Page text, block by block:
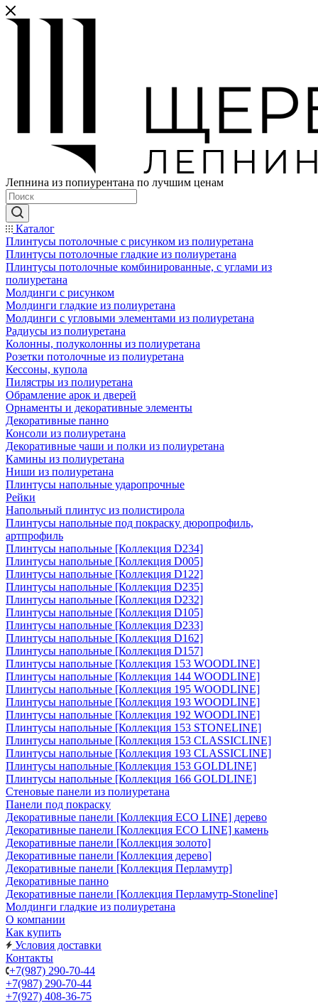
Лепнина из попиурентана по лучшим ценам
Каталог
Плинтусы потолочные с рисунком из полиуретана
Плинтусы потолочные гладкие из полиуретана
Плинтусы потолочные комбинированные, с углами из
полиуретана
Молдинги c рисунком
Молдинги гладкие из полиуретана
Молдинги с угловыми элементами из полиуретана
Радиусы из полиуретана
Колонны, полуколонны из полиуретана
Розетки потолочные из полиуретана
Кессоны, купола
Пилястры из полиуретана
Обрамление арок и дверей
Орнаменты и декоративные элементы
Декоративные панно
Консоли из полиуретана
Декоративные чаши и полки из полиуретана
Камины из полиуретана
Ниши из полиуретана
Плинтусы напольные ударопрочные
Рейки
Напольный плинтус из полистирола
Плинтусы напольные под покраску дюропрофиль,
артпрофиль
Плинтусы напольные [Коллекция D234]
Плинтусы напольные [Коллекция D005]
Плинтусы напольные [Коллекция D122]
Плинтусы напольные [Коллекция D235]
Плинтусы напольные [Коллекция D232]
Плинтусы напольные [Коллекция D105]
Плинтусы напольные [Коллекция D233]
Плинтусы напольные [Коллекция D162]
Плинтусы напольные [Коллекция D157]
Плинтусы напольные [Коллекция 153 WOODLINE]
Плинтусы напольные [Коллекция 144 WOODLINE]
Плинтусы напольные [Коллекция 195 WOODLINE]
Плинтусы напольные [Коллекция 193 WOODLINE]
Плинтусы напольные [Коллекция 192 WOODLINE]
Плинтусы напольные [Коллекция 153 STONELINE]
Плинтусы напольные [Коллекция 153 CLASSICLINE]
Плинтусы напольные [Коллекция 193 CLASSICLINE]
Плинтусы напольные [Коллекция 153 GOLDLINE]
Плинтусы напольные [Коллекция 166 GOLDLINE]
Стеновые панели из полиуретана
Панели под покраску
Декоративные панели [Коллекция ECO LINE] дерево
Декоративные панели [Коллекция ECO LINE] камень
Декоративные панели [Коллекция золото]
Декоративные панели [Коллекция дерево]
Декоративные панели [Коллекция Перламутр]
Декоративные панно
Декоративные панели [Коллекция Перламутр-Stoneline]
Молдинги гладкие из полиуретана
О компании
Как купить
Условия доставки
Контакты
+7(987) 290-70-44
+7(987) 290-70-44
+7(927) 408-36-75